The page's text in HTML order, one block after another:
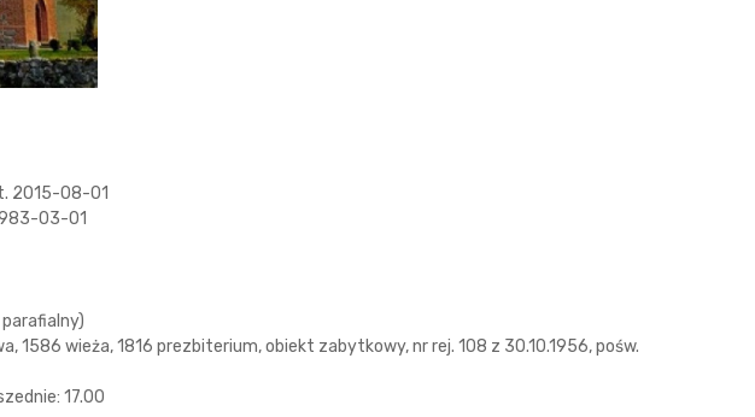
2015-08-01
03-01
1586 wieża, 1816 prezbiterium, obiekt zabytkowy, nr rej. 108 z 30.10.1956, pośw.
17.00